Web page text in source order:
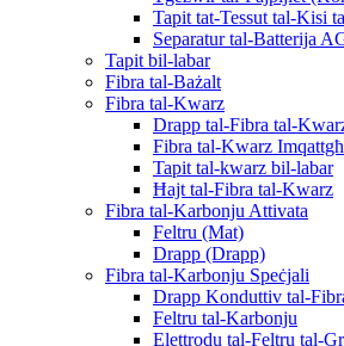
Tapit tat-Tessut tal-Kisi
Separatur tal-Batterija
Tapit bil-labar
Fibra tal-Bażalt
Fibra tal-Kwarz
Drapp tal-Fibra tal-
Fibra tal-Kwarz
Tapit tal-kwarz bil-labar
Ħajt tal-Fibra tal-Kwarz
Fibra tal-Karbonju Attivata
Feltru (Mat)
Drapp (Drapp)
Fibra tal-Karbonju Speċjali
Drapp Konduttiv tal-
Feltru tal-Karbonju
Elettrodu tal-Feltru tal-